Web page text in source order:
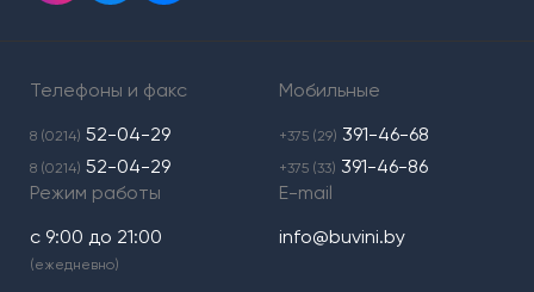
Телефоны и факс
8 (0214) 52-04-29
8 (0214) 52-04-29
Мобильные
+375 (29) 391-46-68
+375 (33) 391-46-86
Режим работы
с 9:00 до 21:00
(ежедневно)
E-mail
info@buvini.by